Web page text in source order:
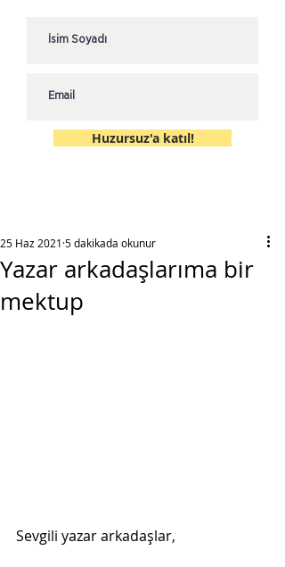
Huzursuz'a katıl!
Yazar arkadaşlarıma bir
mektup
25 Haz 2021 5 dakikada okunur
Sevgili yazar arkadaşlar,